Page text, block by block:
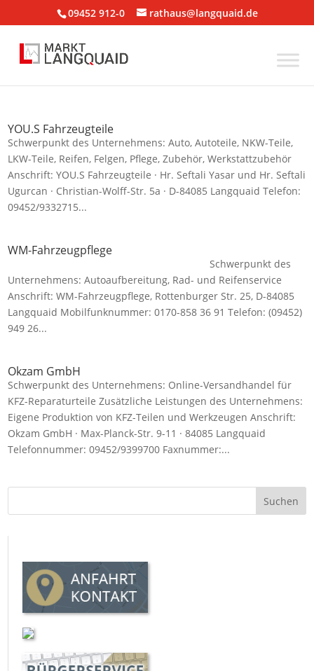
09452 912-0 rathaus@langquaid.de
YOU.S Fahrzeugteile
Schwerpunkt des Unternehmens: Auto, Autoteile, NKW-Teile,
LKW-Teile, Reifen, Felgen, Pflege, Zubehör, Werkstattzubehör
Anschrift: YOU.S Fahrzeugteile · Hr. Seftali Yasar und Hr. Seftali
Ugurcan · Christian-Wolff-Str. 5a · D-84085 Langquaid Telefon:
09452/9332715...
WM-Fahrzeugpflege
Schwerpunkt des
Unternehmens: Autoaufbereitung, Rad- und Reifenservice
Anschrift: WM-Fahrzeugpflege, Rottenburger Str. 25, D-84085
Langquaid Mobilfunknummer: 0170-858 36 91 Telefon: (09452)
949 26...
Okzam GmbH
Schwerpunkt des Unternehmens: Online-Versandhandel für
KFZ-Reparaturteile Zusätzliche Leistungen des Unternehmens:
Eigene Produktion von KFZ-Teilen und Werkzeugen Anschrift:
Okzam GmbH · Max-Planck-Str. 9-11 · 84085 Langquaid
Telefonnummer: 09452/9399700 Faxnummer:...